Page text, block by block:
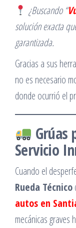
¿Buscando “
solución exacta
garantizada.
Gracias a sus
no es necesario
donde ocurrió el
Grúas
Servicio
Cuando el
Rueda Técnico
autos en
mecánicas graves